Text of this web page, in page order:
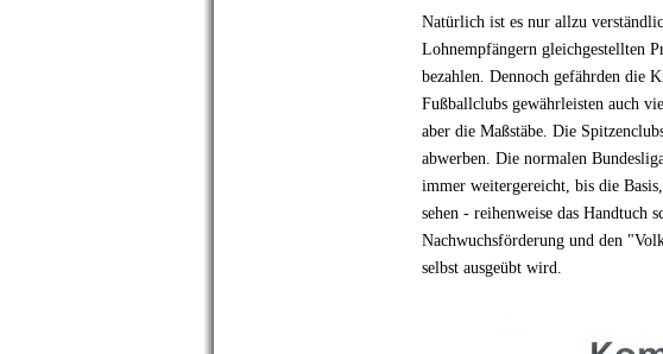
Natürlich ist es nur allzu
Lohnempfängern gleichgestellten
bezahlen. Dennoch gefährden die
Fußballclubs gewährleisten auch
aber die Maßstäbe. Die
abwerben. Die normalen
immer weitergereicht, bis die
sehen - reihenweise das
Nachwuchsförderung und den
selbst ausgeübt wird.